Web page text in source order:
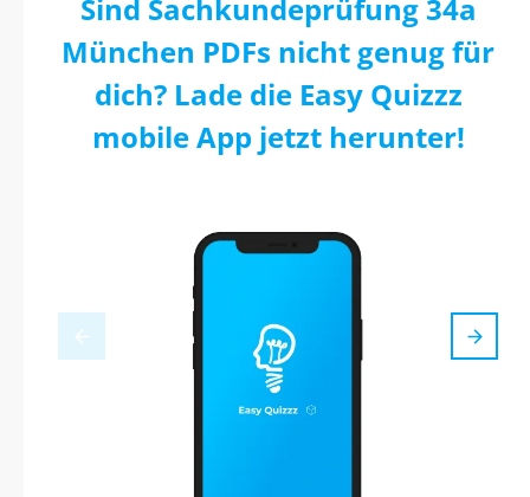
Sind Sachkundeprüfung 34a
München PDFs nicht genug für
dich? Lade die Easy Quizzz
mobile App jetzt herunter!